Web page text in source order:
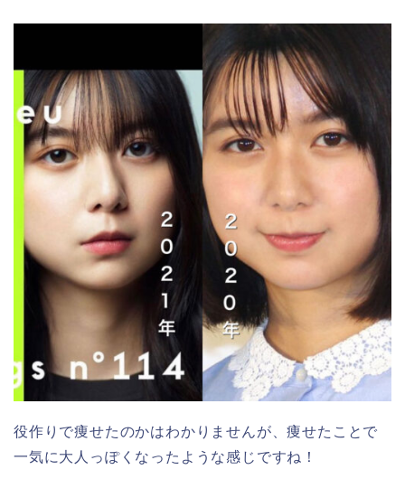
役作りで痩せたのかはわかりませんが、痩せたことで
一気に大人っぽくなったような感じですね！